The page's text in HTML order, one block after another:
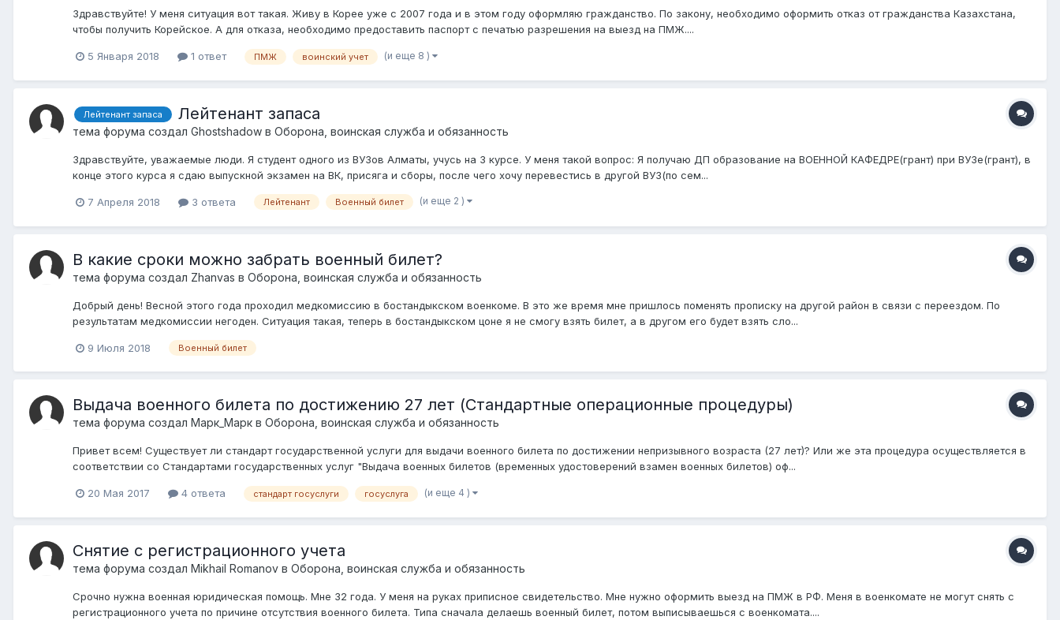
Здравствуйте! У меня ситуация вот такая. Живу в Корее уже с 2007 года и в этом году оформляю гражданство. По закону, необходимо оформить отказ от гражданства Казахстана,
чтобы получить Корейское. А для отказа, необходимо предоставить паспорт с печатью разрешения на выезд на ПМЖ....
5 Января 2018 1 ответ ПМЖ воинский учет (и еще 8 )
Лейтенант запаса Лейтенант запаса
тема форума создал Ghostshadow в Оборона, воинская служба и обязанность
Здравствуйте, уважаемые люди. Я студент одного из ВУЗов Алматы, учусь на 3 курсе. У меня такой вопрос: Я получаю ДП образование на ВОЕННОЙ КАФЕДРЕ(грант) при ВУЗе(грант), в
конце этого курса я сдаю выпускной экзамен на ВК, присяга и сборы, после чего хочу перевестись в другой ВУЗ(по сем...
7 Апреля 2018 3 ответа Лейтенант Военный билет (и еще 2 )
В какие сроки можно забрать военный билет?
тема форума создал Zhanvas в Оборона, воинская служба и обязанность
Добрый день! Весной этого года проходил медкомиссию в бостандыкском военкоме. В это же время мне пришлось поменять прописку на другой район в связи с переездом. По
результатам медкомиссии негоден. Ситуация такая, теперь в бостандыкском цоне я не смогу взять билет, а в другом его будет взять сло...
9 Июля 2018 Военный билет
Выдача военного билета по достижению 27 лет (Стандартные операционные процедуры)
тема форума создал Марк_Марк в Оборона, воинская служба и обязанность
Привет всем! Существует ли стандарт государственной услуги для выдачи военного билета по достижении непризывного возраста (27 лет)? Или же эта процедура осуществляется в
соответствии со Стандартами государственных услуг "Выдача военных билетов (временных удостоверений взамен военных билетов) оф...
20 Мая 2017 4 ответа стандарт госуслуги госуслуга (и еще 4 )
Снятие с регистрационного учета
тема форума создал Mikhail Romanov в Оборона, воинская служба и обязанность
Срочно нужна военная юридическая помощь. Мне 32 года. У меня на руках приписное свидетельство. Мне нужно оформить выезд на ПМЖ в РФ. Меня в военкомате не могут снять с
регистрационного учета по причине отсутствия военного билета. Типа сначала делаешь военный билет, потом выписываешься с военкомата....